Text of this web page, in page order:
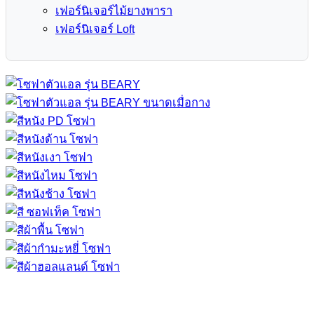
เฟอร์นิเจอร์ไม้ยางพารา
เฟอร์นิเจอร์ Loft